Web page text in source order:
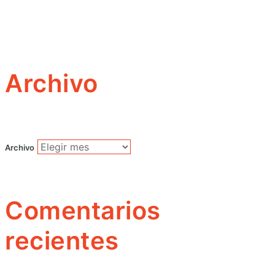
Archivo
Archivo
Comentarios
recientes